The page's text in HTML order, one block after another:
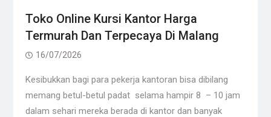
Toko Online Kursi Kantor Harga
Termurah Dan Terpecaya Di Malang
16/07/2026
Kesibukkan bagi para pekerja kantoran bisa dibilang
memang betul-betul padat selama hampir 8 – 10 jam
dalam sehari mereka berada di kantor dan banyak